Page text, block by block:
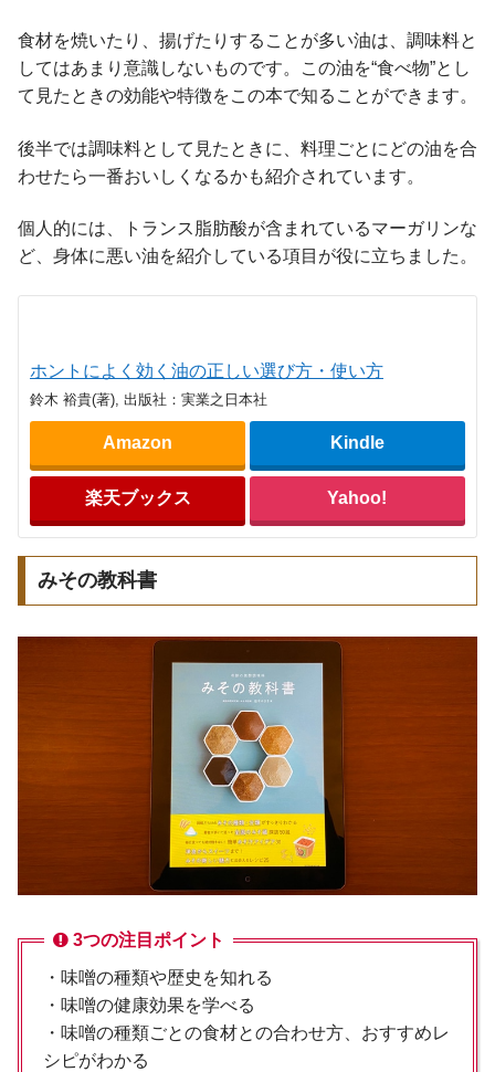
食材を焼いたり、揚げたりすることが多い油は、調味料と
してはあまり意識しないものです。この油を“食べ物”とし
て見たときの効能や特徴をこの本で知ることができます。
後半では調味料として見たときに、料理ごとにどの油を合
わせたら一番おいしくなるかも紹介されています。
個人的には、トランス脂肪酸が含まれているマーガリンな
ど、身体に悪い油を紹介している項目が役に立ちました。
ホントによく効く油の正しい選び方・使い方
鈴木 裕貴(著), 出版社：実業之日本社
Amazon Kindle
楽天ブックス Yahoo!
みその教科書
3つの注目ポイント
・味噌の種類や歴史を知れる
・味噌の健康効果を学べる
・味噌の種類ごとの食材との合わせ方、おすすめレ
シピがわかる